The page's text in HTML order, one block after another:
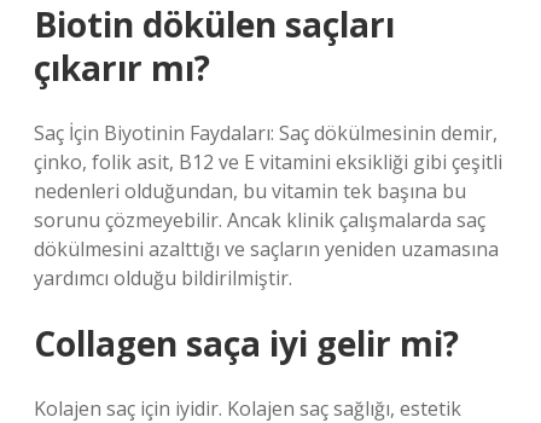
Biotin dökülen saçları
çıkarır mı?
Saç İçin Biyotinin Faydaları: Saç dökülmesinin demir,
çinko, folik asit, B12 ve E vitamini eksikliği gibi çeşitli
nedenleri olduğundan, bu vitamin tek başına bu
sorunu çözmeyebilir. Ancak klinik çalışmalarda saç
dökülmesini azalttığı ve saçların yeniden uzamasına
yardımcı olduğu bildirilmiştir.
Collagen saça iyi gelir mi?
Kolajen saç için iyidir. Kolajen saç sağlığı, estetik